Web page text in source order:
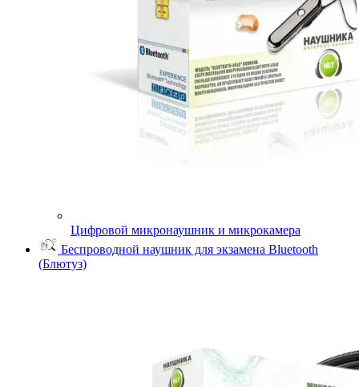
Цифровой микронаушник и микрокамера
Беспроводной наушник для экзамена Bluetooth
(Блютуз)